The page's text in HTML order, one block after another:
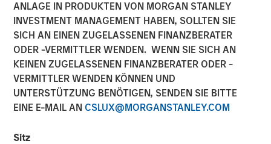
ANLAGE IN PRODUKTEN VON MORGAN STANLEY
INVESTMENT MANAGEMENT HABEN, SOLLTEN SIE
SICH AN EINEN ZUGELASSENEN FINANZBERATER
ODER -VERMITTLER WENDEN. WENN SIE SICH AN
KEINEN ZUGELASSENEN FINANZBERATER ODER -
VERMITTLER WENDEN KÖNNEN UND
UNTERSTÜTZUNG BENÖTIGEN, SENDEN SIE BITTE
EINE E-MAIL AN CSLUX@MORGANSTANLEY.COM
Sitz
Private investment arm of Morgan Stanley Investment
Management focused on growth companies teams with
East West Bank to support healthcare IT innovation
13 DEZEMBER 2018